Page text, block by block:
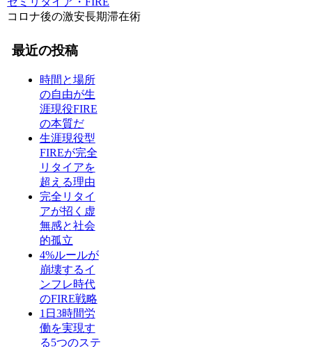
コロナ後の激安長期滞在術
最近の投稿
時間と場所
の自由が生
涯現役FIRE
の本質だ
生涯現役型
FIREが完全
リタイアを
超える理由
完全リタイ
アが招く虚
無感と社会
的孤立
4%ルールが
崩壊するイ
ンフレ時代
のFIRE戦略
1日3時間労
働を実現す
る5つのステ